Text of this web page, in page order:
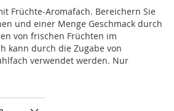
Früchte-Aromafach. Bereichern Sie
und einer Menge Geschmack durch
von frischen Früchten im
kann durch die Zugabe von
verwendet werden. Nur